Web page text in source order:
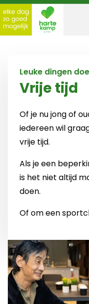
Vrije tijd
Leuke dingen
Of je nu jong of
iedereen wil
vrije tijd.
Als je een
is het niet altijd
doen.
Of om een